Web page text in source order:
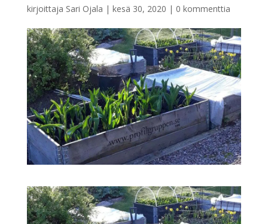
kirjoittaja Sari Ojala | kesä 30, 2020 | 0 kommenttia